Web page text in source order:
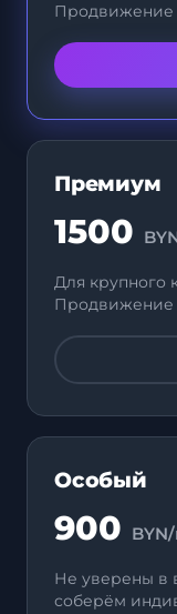
Продвижение
Премиум
1500
Для крупного
Продвижение
Особый
900
Не уверены в
соберём